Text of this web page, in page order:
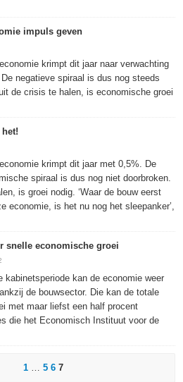
impuls geven
krimpt dit jaar naar verwachting
negatieve spiraal is dus nog steeds
de crisis te halen, is economische groei
het!
krimpt dit jaar met 0,5%. De
spiraal is dus nog niet doorbroken.
is groei nodig. ‘Waar de bouw eerst
economie, is het nu nog het sleepanker’,
snelle economische groei
kabinetsperiode kan de economie weer
de bouwsector. Die kan de totale
met maar liefst een half procent
die het Economisch Instituut voor de
1 … 5 6 7